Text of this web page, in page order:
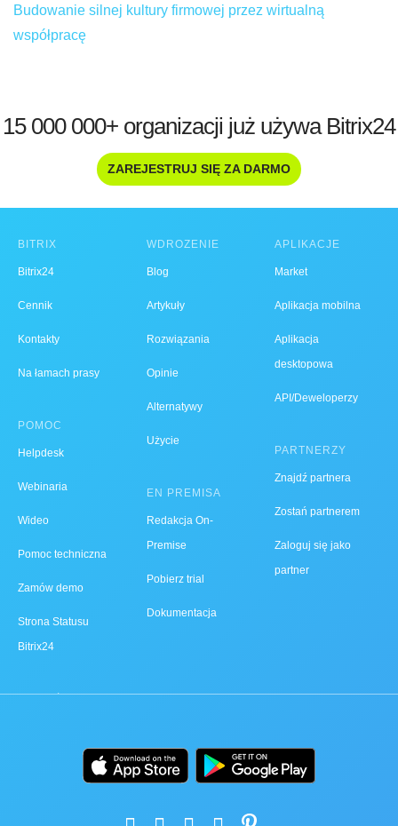
Budowanie silnej kultury firmowej przez wirtualną
współpracę
15 000 000+ organizacji już używa Bitrix24
ZAREJESTRUJ SIĘ ZA DARMO
BITRIX
Bitrix24
Cennik
Kontakty
Na łamach prasy
POMOC
Helpdesk
Webinaria
Wideo
Pomoc techniczna
Zamów demo
Strona Statusu
Bitrix24
WDROŻENIE
Blog
Artykuły
Rozwiązania
Opinie
Alternatywy
Użycie
EN PREMISA
Redakcja On-
Premise
Pobierz trial
Dokumentacja
APLIKACJE
Market
Aplikacja mobilna
Aplikacja
desktopowa
API/Deweloperzy
PARTNERZY
Znajdź partnera
Zostań partnerem
Zaloguj się jako
partner